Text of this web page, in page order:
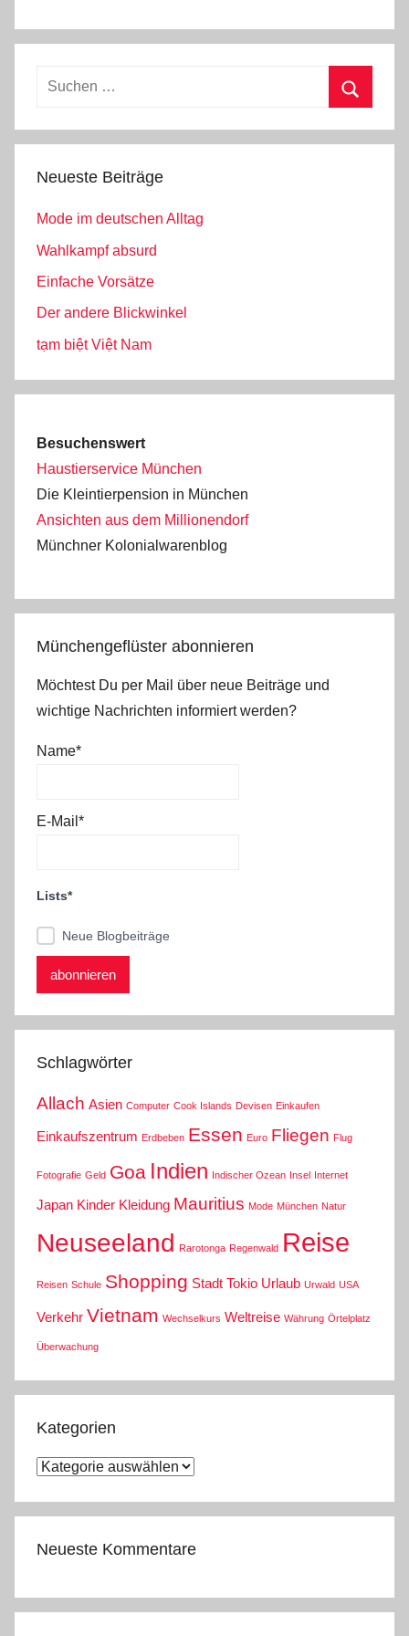
Suchen
Neueste Beiträge
Mode im deutschen Alltag
Wahlkampf absurd
Einfache Vorsätze
Der andere Blickwinkel
tạm biệt Việt Nam
Besuchenswert
Haustierservice München
Die Kleintierpension in München
Ansichten aus dem Millionendorf
Münchner Kolonialwarenblog
Münchengeflüster abonnieren
Möchtest Du per Mail über neue Beiträge und
wichtige Nachrichten informiert werden?
Name*
E-Mail*
Lists*
Neue Blogbeiträge
Schlagwörter
Allach Asien Computer Cook Islands Devisen Einkaufen
Einkaufszentrum Erdbeben Essen Euro Fliegen Flug
Fotografie Geld Goa Indien Indischer Ozean Insel Internet
Japan Kinder Kleidung Mauritius Mode München Natur
Neuseeland Rarotonga Regenwald Reise
Reisen Schule Shopping Stadt Tokio Urlaub Urwald USA
Verkehr Vietnam Wechselkurs Weltreise Währung Örtelplatz
Überwachung
Kategorien
Kategorien
Neueste Kommentare